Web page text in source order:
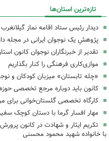
تازه‌ترین استان‌ها
دیدار رئیس ستاد اقامه نماز
پژوهشِ یک نوجوان ایرانی در مجله
تقدیر از خبرنگاران نوجوان کانون
موازی‌کاری فرهنگی را کنار بگذاریم
«چله تابستان» میزبان کودکان و
کانون باید دوباره مرجع تخصصی
کارگاه تخصصی گلستان‌خوانی برای
مهار افسار گرما با دستان کوچک
تکریم ایثار و شهادت در کانون
با خانواده شهید محمود محسنی